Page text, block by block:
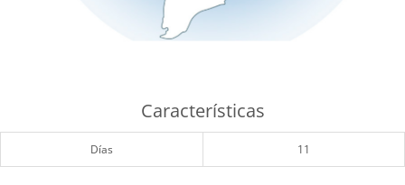
Características
Días 11